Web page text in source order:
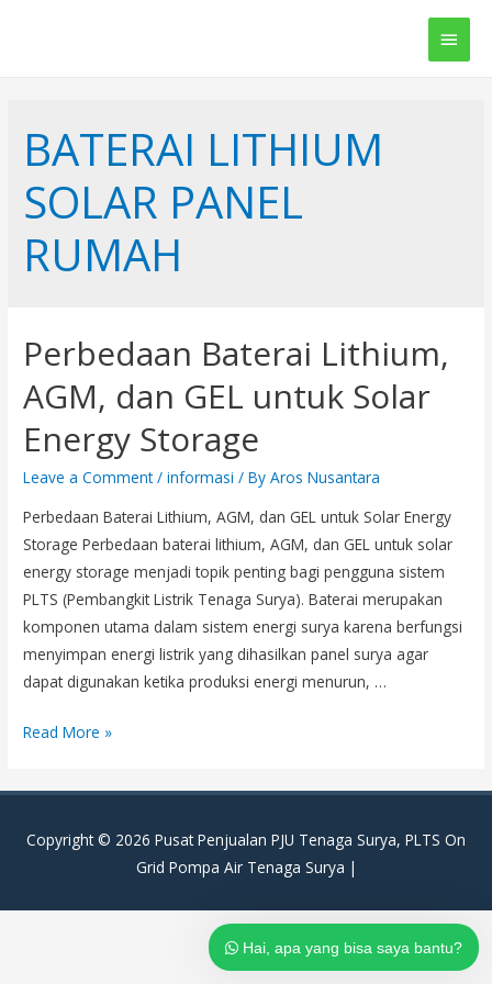
Main
BATERAI LITHIUM
SOLAR PANEL
RUMAH
Perbedaan Baterai Lithium,
AGM, dan GEL untuk Solar
Energy Storage
Leave a Comment /informasi / ByAros Nusantara
Perbedaan Baterai Lithium, AGM, dan GEL untuk Solar Energy
Storage Perbedaan baterai lithium, AGM, dan GEL untuk solar
energy storage menjadi topik penting bagi pengguna sistem
PLTS (Pembangkit Listrik Tenaga Surya). Baterai merupakan
komponen utama dalam sistem energi surya karena berfungsi
menyimpan energi listrik yang dihasilkan panel surya agar
dapat digunakan ketika produksi energi menurun, …
Perbedaan
Lithium,
dan
Read More »
Copyright © 2026 Pusat Penjualan PJU Tenaga Surya, PLTS On
Grid Pompa Air Tenaga Surya |
Hai, apa yang bisa saya bantu?